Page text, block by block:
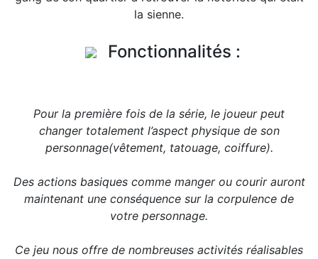
la sienne.
Fonctionnalités :
Pour la première fois de la série, le joueur peut
changer totalement l’aspect physique de son
personnage(vêtement, tatouage, coiffure).
Des actions basiques comme manger ou courir auront
maintenant une conséquence sur la corpulence de
votre personnage.
Ce jeu nous offre de nombreuses activités réalisables